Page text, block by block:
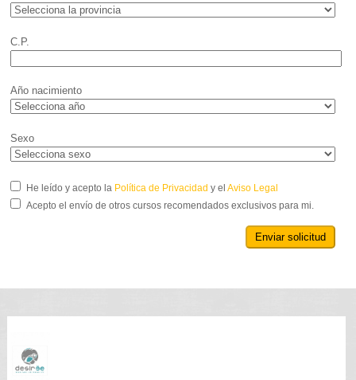
C.P.
Año nacimiento
Sexo
He leído y acepto la Política de Privacidad y el Aviso Legal
Acepto el envío de otros cursos recomendados exclusivos para mi.
Enviar solicitud